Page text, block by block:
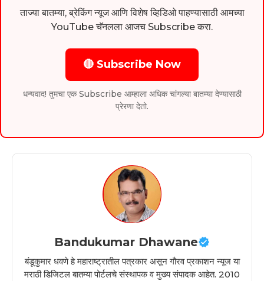
ताज्या बातम्या, ब्रेकिंग न्यूज आणि विशेष व्हिडिओ पाहण्यासाठी आमच्या
YouTube चॅनलला आजच Subscribe करा.
🔴 Subscribe Now
धन्यवाद! तुमचा एक Subscribe आम्हाला अधिक चांगल्या बातम्या देण्यासाठी
प्रेरणा देतो.
Bandukumar Dhawane
बंडूकुमार धवणे हे महाराष्ट्रातील पत्रकार असून गौरव प्रकाशन न्यूज या
मराठी डिजिटल बातम्या पोर्टलचे संस्थापक व मुख्य संपादक आहेत. 2010